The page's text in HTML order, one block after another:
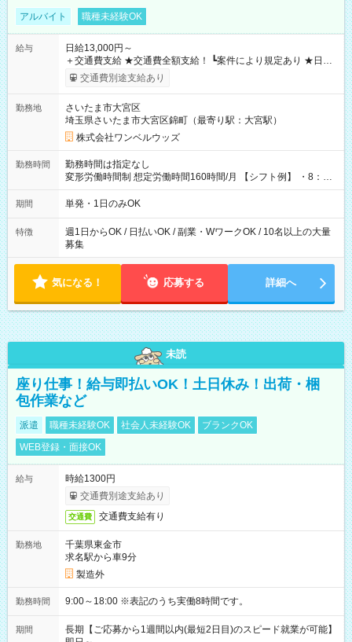
アルバイト 職種未経験OK
給与
日給13,000円～
＋交通費支給 ★交通費全額支給！ ┗案件により規定あり ★日払
いOK！（規定あり） ┗働いたその日に現金GET♪ お仕事後はコ
ンビニATMから 日払い分を引き落とせます！ 【試用期間】試
交通費別途支給あり
勤務地
さいたま市大宮区
埼玉県さいたま市大宮区錦町（最寄り駅：大宮駅）
株式会社ワンベルウッズ
勤務時間
勤務時間は指定なし
変形労働時間制 想定労働時間160時間/月 【シフト例】 ・8：00
～21：00
期間 単発・1日のみOK
特徴
週1日からOK / 日払いOK / 副業・WワークOK / 10名以上の大量
募集
気になる！ 応募する 詳細へ
未読
座り仕事！給与即払いOK！土日休み！出荷・梱
包作業など
派遣 職種未経験OK 社会人未経験OK
ブランクOK
WEB登録・面接OK
給与
時給1300円
交通費別途支給あり
交通費 交通費支給有り
勤務地
千葉県東金市
求名駅から車9分
製造外
勤務時間 9:00～18:00 ※表記のうち実働8時間です。
期間
長期【ご応募から1週間以内(最短2日目)のスピード就業が可能】